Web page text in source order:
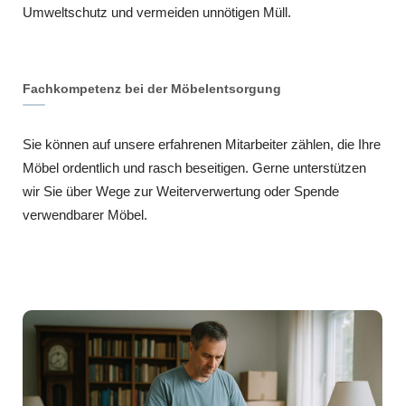
Umweltschutz und vermeiden unnötigen Müll.
Fachkompetenz bei der Möbelentsorgung
Sie können auf unsere erfahrenen Mitarbeiter zählen, die Ihre
Möbel ordentlich und rasch beseitigen. Gerne unterstützen
wir Sie über Wege zur Weiterverwertung oder Spende
verwendbarer Möbel.